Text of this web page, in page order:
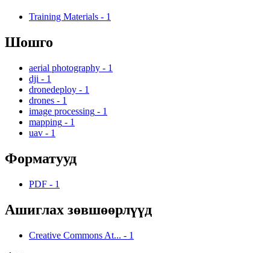
Training Materials - 1
Шошго
aerial photography - 1
dji - 1
dronedeploy - 1
drones - 1
image processing - 1
mapping - 1
uav - 1
Форматууд
PDF - 1
Ашиглах зөвшөөрлүүд
Creative Commons At... - 1